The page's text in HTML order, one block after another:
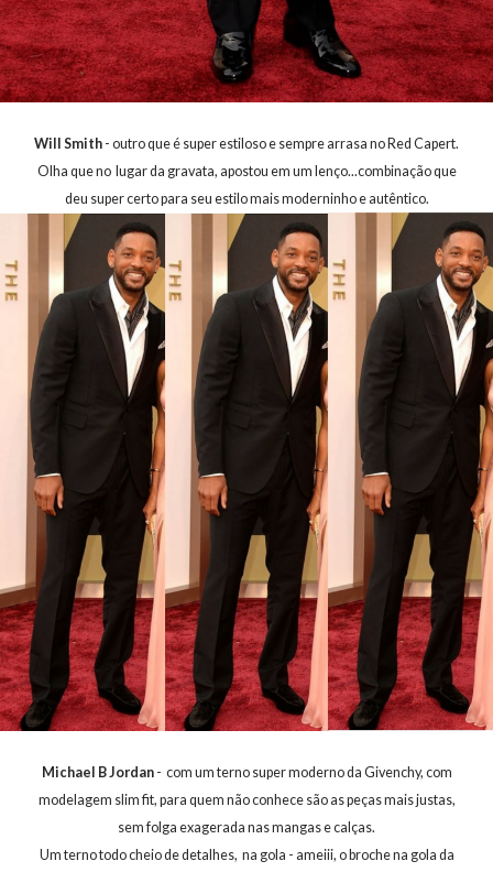
Will Smith - outro que é super estiloso e sempre arrasa no Red Capert.
Olha que no lugar da gravata, apostou em um lenço...combinação que
deu super certo para seu estilo mais moderninho e autêntico.
Michael B Jordan- com um terno super moderno da Givenchy, com
modelagem slim fit, para quem não conhece são as peças mais justas,
sem folga exagerada nas mangas e calças.
Um terno todo cheio de detalhes, na gola - ameiii, o broche na gola da